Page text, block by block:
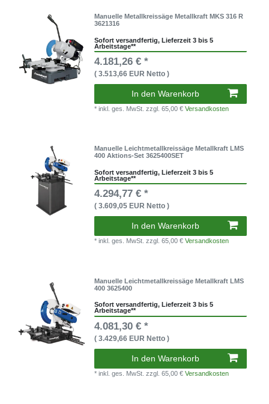
Manuelle Metallkreissäge Metallkraft MKS 316 R
3621316
Sofort versandfertig, Lieferzeit 3 bis 5
Arbeitstage**
4.181,26 € *
( 3.513,66 EUR Netto )
In den Warenkorb
* inkl. ges. MwSt.zzgl. 65,00 €Versandkosten
Manuelle Leichtmetallkreissäge Metallkraft LMS
400 Aktions-Set 3625400SET
Sofort versandfertig, Lieferzeit 3 bis 5
Arbeitstage**
4.294,77 € *
( 3.609,05 EUR Netto )
In den Warenkorb
* inkl. ges. MwSt.zzgl. 65,00 €Versandkosten
Manuelle Leichtmetallkreissäge Metallkraft LMS
400 3625400
Sofort versandfertig, Lieferzeit 3 bis 5
Arbeitstage**
4.081,30 € *
( 3.429,66 EUR Netto )
In den Warenkorb
* inkl. ges. MwSt.zzgl. 65,00 €Versandkosten